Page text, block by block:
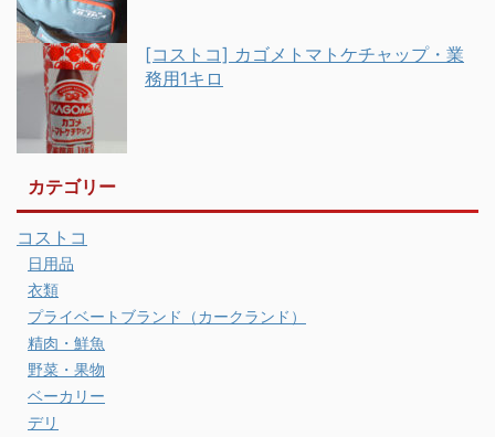
[コストコ] カゴメトマトケチャップ・業
務用1キロ
カテゴリー
コストコ
日用品
衣類
プライベートブランド（カークランド）
精肉・鮮魚
野菜・果物
ベーカリー
デリ